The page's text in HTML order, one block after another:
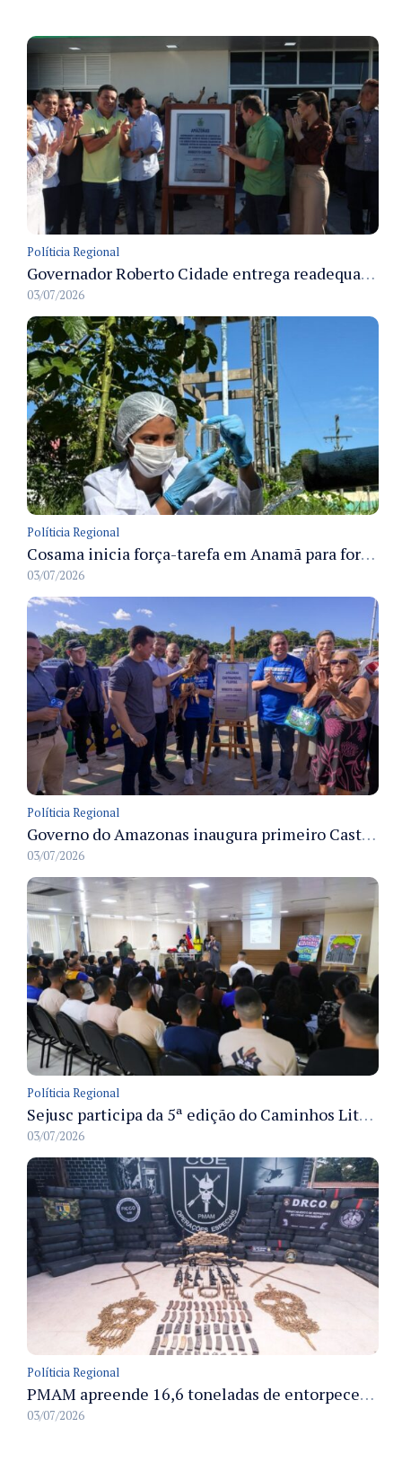
Políticia Regional
Governador Roberto Cidade entrega readequação do ambulatório da FCecon e amplia capacidade de atendimento oncológico em Manaus
03/07/2026
Políticia Regional
Cosama inicia força-tarefa em Anamã para fortalecer abastecimento de água e segurança hídrica da população
03/07/2026
Políticia Regional
Governo do Amazonas inaugura primeiro Castramóvel Fluvial para atendimento veterinário às comunidades ribeirinhas e castração gratuita
03/07/2026
Políticia Regional
Sejusc participa da 5ª edição do Caminhos Literários com foco na cultura hip-hop nas unidades socioeducativas
03/07/2026
Políticia Regional
PMAM apreende 16,6 toneladas de entorpecentes e registra aumento nas prisões em flagrante e nas capturas de foragidos no primeiro semestre de 2026
03/07/2026